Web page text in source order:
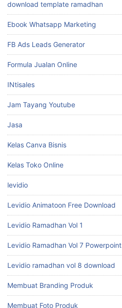
download template ramadhan
Ebook Whatsapp Marketing
FB Ads Leads Generator
Formula Jualan Online
INtisales
Jam Tayang Youtube
Jasa
Kelas Canva Bisnis
Kelas Toko Online
levidio
Levidio Animatoon Free Download
Levidio Ramadhan Vol 1
Levidio Ramadhan Vol 7 Powerpoint
Levidio ramadhan vol 8 download
Membuat Branding Produk
Membuat Foto Produk